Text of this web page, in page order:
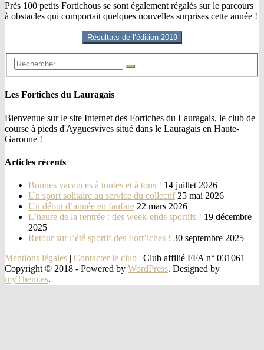
Près 100 petits Fortichous se sont également régalés sur le parcours
à obstacles qui comportait quelques nouvelles surprises cette année !
Résultats de l’édition 2019
Les Fortiches du Lauragais
Bienvenue sur le site Internet des Fortiches du Lauragais, le club de
course à pieds d'Ayguesvives situé dans le Lauragais en Haute-
Garonne !
Articles récents
Bonnes vacances à toutes et à tous ! 14 juillet 2026
Un sport solitaire au service du collectif 25 mai 2026
Un début d’année en fanfare 22 mars 2026
L’heure de la rentrée : des week-ends sportifs ! 19 décembre
2025
Retour sur l’été sportif des Fort’iches ! 30 septembre 2025
Mentions légales | Contacter le club | Club affilié FFA n° 031061
Copyright © 2018 - Powered by WordPress. Designed by
myThem.es.